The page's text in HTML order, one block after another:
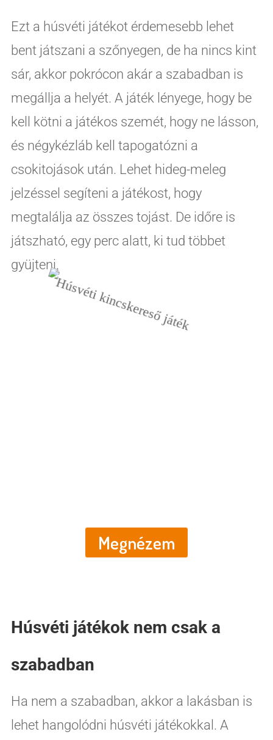
Ezt a húsvéti játékot érdemesebb lehet
bent játszani a szőnyegen, de ha nincs kint
sár, akkor pokrócon akár a szabadban is
megállja a helyét. A játék lényege, hogy be
kell kötni a játékos szemét, hogy ne lásson,
és négykézláb kell tapogatózni a
csokitojások után. Lehet hideg-meleg
jelzéssel segíteni a játékost, hogy
megtalálja az összes tojást. De időre is
játszható, egy perc alatt, ki tud többet
gyüjteni.
Megnézem
Húsvéti játékok nem csak a
szabadban
Ha nem a szabadban, akkor a lakásban is
lehet hangolódni húsvéti játékokkal. A